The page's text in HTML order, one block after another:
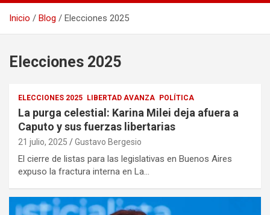
Inicio Blog Elecciones 2025
Elecciones 2025
ELECCIONES 2025 LIBERTAD AVANZA POLÍTICA
La purga celestial: Karina Milei deja afuera a
Caputo y sus fuerzas libertarias
21 julio, 2025 Gustavo Bergesio
El cierre de listas para las legislativas en Buenos Aires
expuso la fractura interna en La…